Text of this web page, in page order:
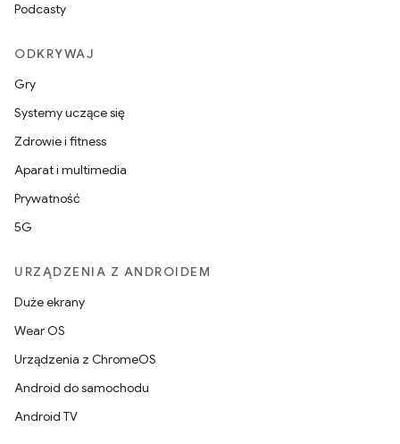
Podcasty
ODKRYWAJ
Gry
Systemy uczące się
Zdrowie i fitness
Aparat i multimedia
Prywatność
5G
URZĄDZENIA Z ANDROIDEM
Duże ekrany
Wear OS
Urządzenia z ChromeOS
Android do samochodu
Android TV